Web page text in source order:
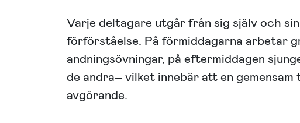
Varje deltagare utgår från sig själv och
förförståelse. På förmiddagarna arbetar
andningsövningar, på eftermiddagen
de andra– vilket innebär att en
avgörande.